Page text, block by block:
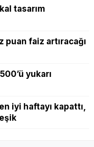
tasarım
puan faiz artıracağı
yukarı
iyi haftayı kapattı,